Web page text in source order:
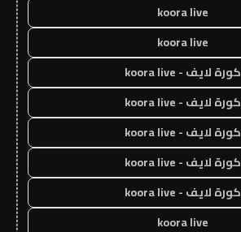
koora live
koora live
كورة لايف - koora live
كورة لايف - koora live
كورة لايف - koora live
كورة لايف - koora live
كورة لايف - koora live
koora live